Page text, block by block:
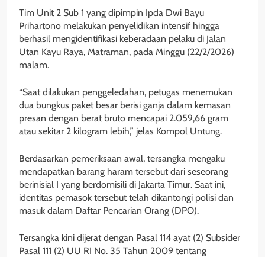
Tim Unit 2 Sub 1 yang dipimpin Ipda Dwi Bayu
Prihartono melakukan penyelidikan intensif hingga
berhasil mengidentifikasi keberadaan pelaku di Jalan
Utan Kayu Raya, Matraman, pada Minggu (22/2/2026)
malam.
“Saat dilakukan penggeledahan, petugas menemukan
dua bungkus paket besar berisi ganja dalam kemasan
presan dengan berat bruto mencapai 2.059,66 gram
atau sekitar 2 kilogram lebih,” jelas Kompol Untung.
Berdasarkan pemeriksaan awal, tersangka mengaku
mendapatkan barang haram tersebut dari seseorang
berinisial I yang berdomisili di Jakarta Timur. Saat ini,
identitas pemasok tersebut telah dikantongi polisi dan
masuk dalam Daftar Pencarian Orang (DPO).
Tersangka kini dijerat dengan Pasal 114 ayat (2) Subsider
Pasal 111 (2) UU RI No. 35 Tahun 2009 tentang